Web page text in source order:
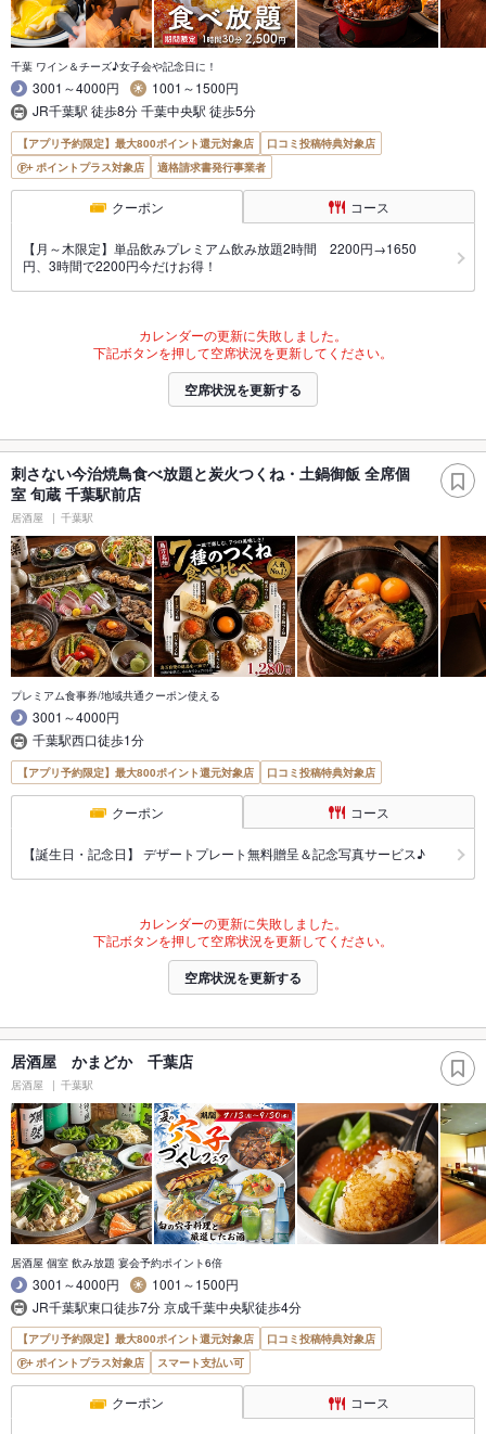
千葉 ワイン＆チーズ♪女子会や記念日に！
3001～4000円
1001～1500円
JR千葉駅 徒歩8分 千葉中央駅 徒歩5分
【アプリ予約限定】最大800ポイント還元対象店
口コミ投稿特典対象店
ポイントプラス対象店
適格請求書発行事業者
クーポン コース
【月～木限定】単品飲みプレミアム飲み放題2時間 2200円→1650
円、3時間で2200円今だけお得！
カレンダーの更新に失敗しました。
下記ボタンを押して空席状況を更新してください。
空席状況を更新する
刺さない今治焼鳥食べ放題と炭火つくね・土鍋御飯 全席個
室 旬蔵 千葉駅前店
居酒屋 千葉駅
プレミアム食事券/地域共通クーポン使える
3001～4000円
千葉駅西口徒歩1分
【アプリ予約限定】最大800ポイント還元対象店 口コミ投稿特典対象店
クーポン コース
【誕生日・記念日】 デザートプレート無料贈呈＆記念写真サービス♪
カレンダーの更新に失敗しました。
下記ボタンを押して空席状況を更新してください。
空席状況を更新する
居酒屋 かまどか 千葉店
居酒屋 千葉駅
居酒屋 個室 飲み放題 宴会予約ポイント6倍
3001～4000円
1001～1500円
JR千葉駅東口徒歩7分 京成千葉中央駅徒歩4分
【アプリ予約限定】最大800ポイント還元対象店
口コミ投稿特典対象店
ポイントプラス対象店
スマート支払い可
クーポン コース